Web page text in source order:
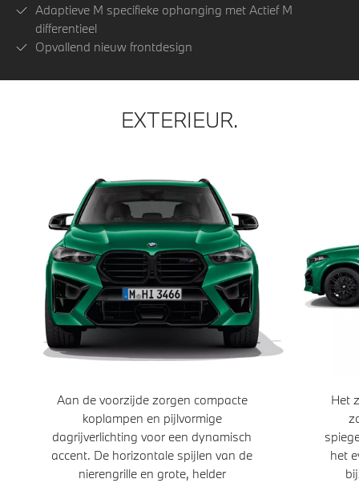
Adaptieve M specifieke ophanging met Actief M
differentieel
Opvallend nieuw frontdesign
EXTERIEUR.
Aan de voorzijde zorgen compacte
koplampen en pijlvormige
dagrijverlichting voor een dynamisch
accent. De horizontale spijlen van de
nierengrille en grote, helder
Het
het